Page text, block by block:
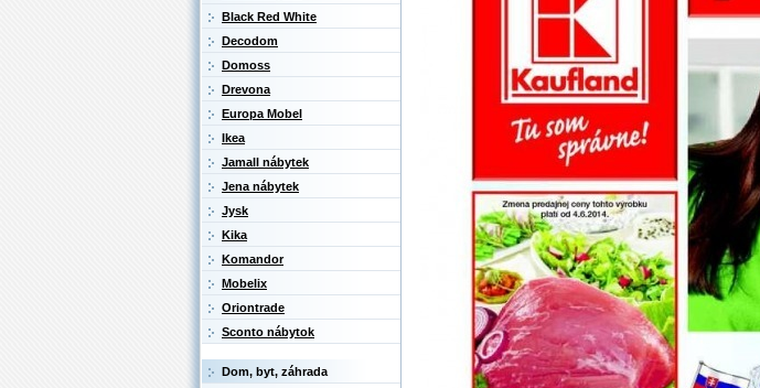
Black Red White
Decodom
Domoss
Drevona
Europa Mobel
Ikea
Jamall nábytek
Jena nábytek
Jysk
Kika
Komandor
Mobelix
Oriontrade
Sconto nábytok
Dom, byt, záhrada